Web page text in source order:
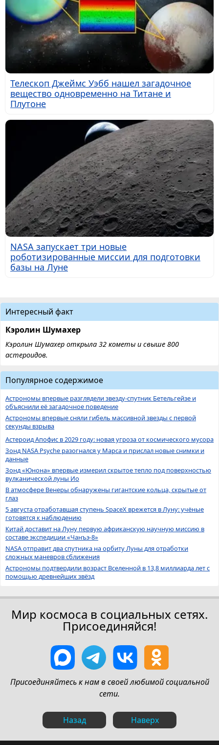
Телескоп Джеймс Уэбб нашел загадочное
вещество одновременно на Титане и
Плутоне
NASA запускает три новые
роботизированные миссии для подготовки
базы на Луне
Интересный факт
Кэролин Шумахер
Кэролин Шумахер открыла 32 кометы и свыше 800
астероидов.
Популярное содержимое
Астрономы впервые разглядели звезду-спутник Бетельгейзе и
объяснили её загадочное поведение
Астрономы впервые сняли гибель массивной звезды с первой
секунды взрыва
Астероид Апофис в 2029 году: новая угроза от космического мусора
Зонд NASA Psyche разогнался у Марса и прислал новые снимки и
данные
Зонд «Юнона» впервые измерил скрытое тепло под поверхностью
вулканической луны Ио
В атмосфере Венеры обнаружены гигантские кольца, скрытые от
глаз
5 августа отработавшая ступень SpaceX врежется в Луну: учёные
готовятся к наблюдению
Китай доставит на Луну первую африканскую научную миссию в
составе экспедиции «Чанъэ-8»
NASA отправит два спутника на орбиту Луны для отработки
сложных маневров сближения
Астрономы подтвердили возраст Вселенной в 13,8 миллиарда лет с
помощью древнейших звёзд
Мир космоса в социальных сетях.
Присоединяйся!
Присоединяйтесь к нам в своей любимой социальной
сети.
Назад Наверх